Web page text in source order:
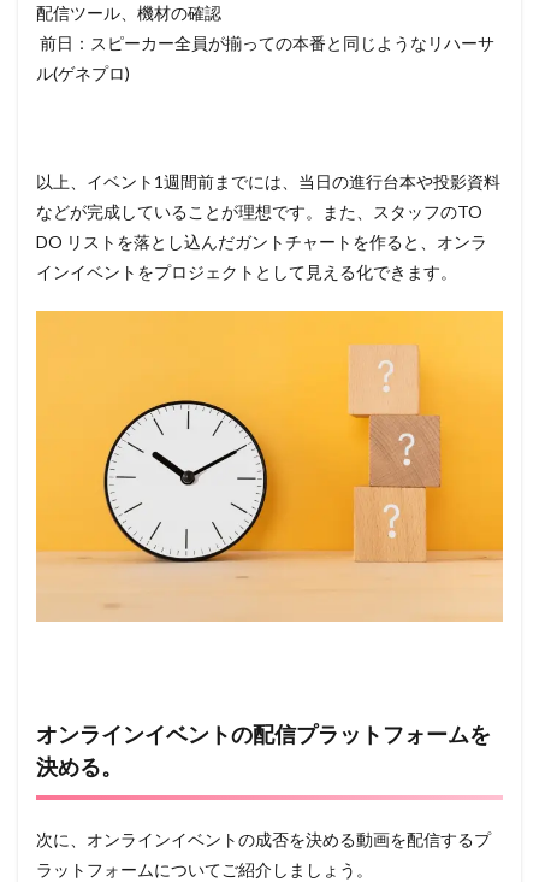
配信ツール、機材の確認
前日：スピーカー全員が揃っての本番と同じようなリハーサ
ル(ゲネプロ)
以上、イベント1週間前までには、当日の進行台本や投影資料
などが完成していることが理想です。また、スタッフのTO
DO リストを落とし込んだガントチャートを作ると、オンラ
インイベントをプロジェクトとして見える化できます。
オンラインイベントの配信プラットフォームを
決める。
次に、オンラインイベントの成否を決める動画を配信するプ
ラットフォームについてご紹介しましょう。